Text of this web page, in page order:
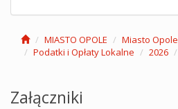
MIASTO OPOLE
Miasto Opole
Podatki i Opłaty Lokalne
2026
Załączniki